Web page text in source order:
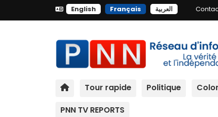
English Français العربية
Tour rapide Politique
PNN TV REPORTS